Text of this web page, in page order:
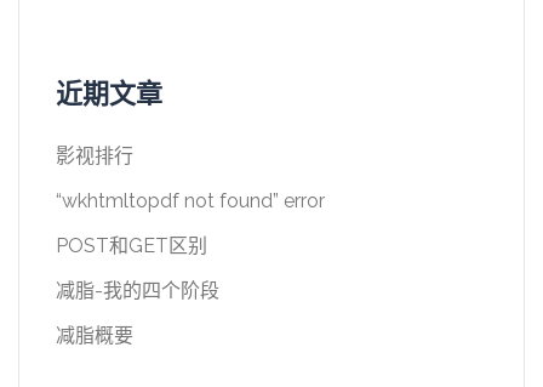
近期文章
影视排行
“wkhtmltopdf not found” error
POST和GET区别
减脂-我的四个阶段
减脂概要